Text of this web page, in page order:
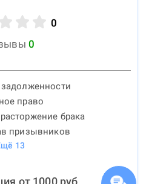
0
0
право
брака
призывников
13
от 1000руб